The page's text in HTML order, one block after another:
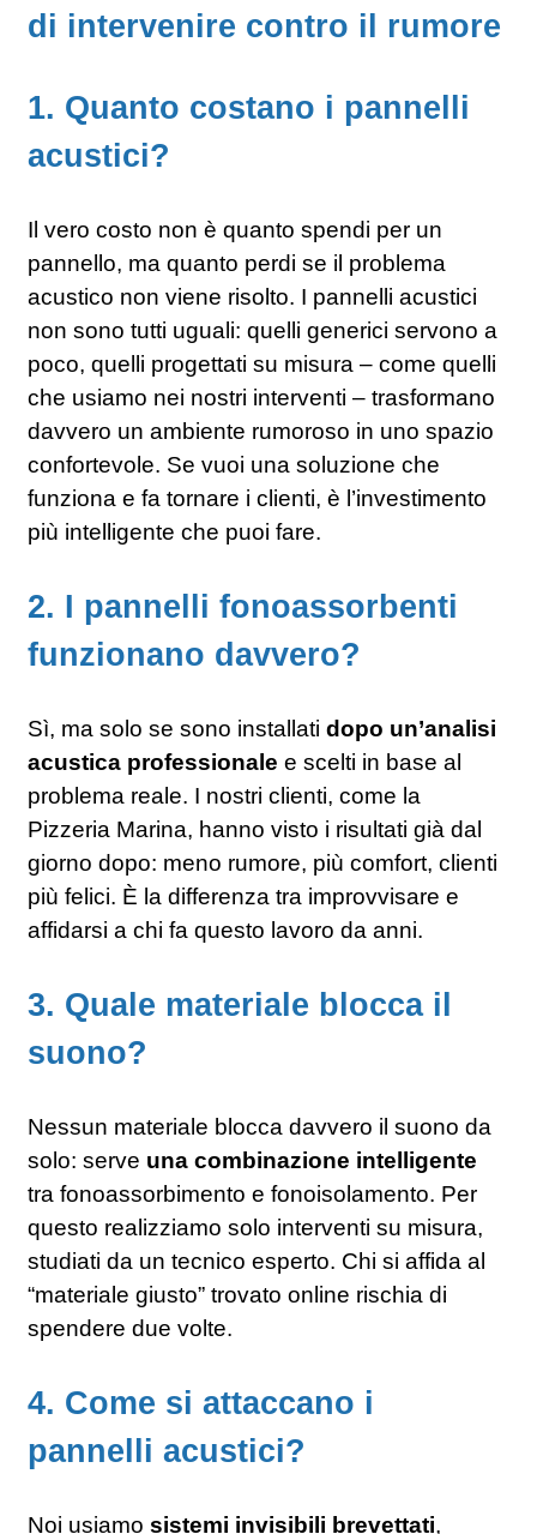
di intervenire contro il rumore
1. Quanto costano i pannelli
acustici?
Il vero costo non è quanto spendi per un
pannello, ma quanto perdi se il problema
acustico non viene risolto. I pannelli acustici
non sono tutti uguali: quelli generici servono a
poco, quelli progettati su misura – come quelli
che usiamo nei nostri interventi – trasformano
davvero un ambiente rumoroso in uno spazio
confortevole. Se vuoi una soluzione che
funziona e fa tornare i clienti, è l’investimento
più intelligente che puoi fare.
2. I pannelli fonoassorbenti
funzionano davvero?
Sì, ma solo se sono installati dopo un’analisi
acustica professionale e scelti in base al
problema reale. I nostri clienti, come la
Pizzeria Marina, hanno visto i risultati già dal
giorno dopo: meno rumore, più comfort, clienti
più felici. È la differenza tra improvvisare e
affidarsi a chi fa questo lavoro da anni.
3. Quale materiale blocca il
suono?
Nessun materiale blocca davvero il suono da
solo: serve una combinazione intelligente
tra fonoassorbimento e fonoisolamento. Per
questo realizziamo solo interventi su misura,
studiati da un tecnico esperto. Chi si affida al
“materiale giusto” trovato online rischia di
spendere due volte.
4. Come si attaccano i
pannelli acustici?
Noi usiamo sistemi invisibili brevettati,